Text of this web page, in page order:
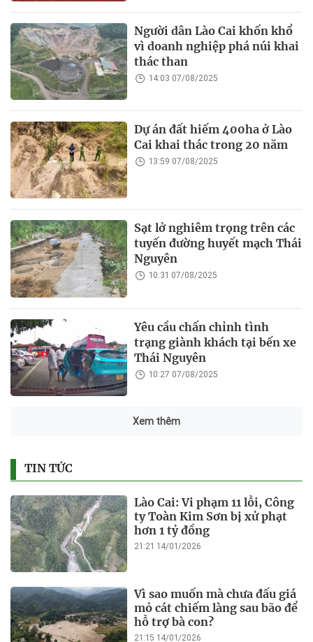
Người dân Lào Cai khốn khổ
vì doanh nghiệp phá núi khai
thác than
14:03 07/08/2025
Dự án đất hiếm 400ha ở Lào
Cai khai thác trong 20 năm
13:59 07/08/2025
Sạt lở nghiêm trọng trên các
tuyến đường huyết mạch Thái
Nguyên
10:31 07/08/2025
Yêu cầu chấn chỉnh tình
trạng giành khách tại bến xe
Thái Nguyên
10:27 07/08/2025
Xem thêm
TIN TỨC
Lào Cai: Vi phạm 11 lỗi, Công
ty Toàn Kim Sơn bị xử phạt
hơn 1 tỷ đồng
21:21 14/01/2026
Vì sao muốn mà chưa đấu giá
mỏ cát chiếm làng sau bão để
hỗ trợ bà con?
21:15 14/01/2026